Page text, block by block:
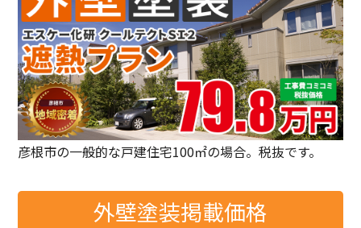
彦根市の一般的な戸建住宅100㎡の場合。税抜です。
外壁塗装掲載価格